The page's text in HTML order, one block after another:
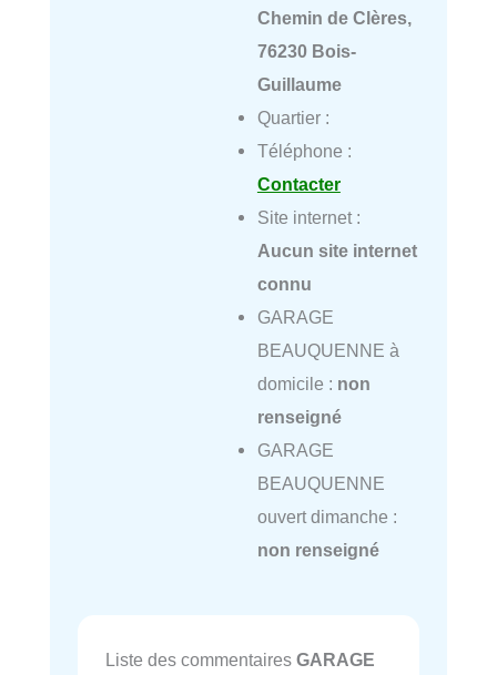
Chemin de Clères,
76230 Bois-
Guillaume
Quartier :
Téléphone :
Contacter
Site internet :
Aucun site internet
connu
GARAGE
BEAUQUENNE à
domicile : non
renseigné
GARAGE
BEAUQUENNE
ouvert dimanche :
non renseigné
Liste des commentaires GARAGE